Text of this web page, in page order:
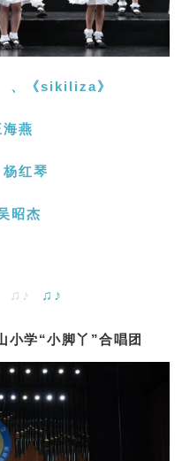
、《sikiliza》
海燕
杨红琴
昭杰
♫♪ ♫♪
小学“小脚丫”合唱团